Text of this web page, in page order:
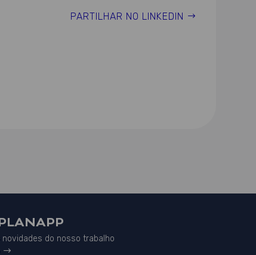
PARTILHAR NO LINKEDIN
do nosso trabalho